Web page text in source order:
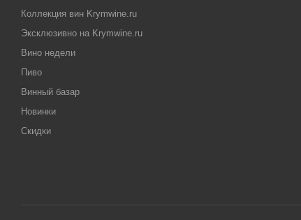
Коллекция вин Krymwine.ru
Эксклюзивно на Krymwine.ru
Вино недели
Пиво
Винный базар
Новинки
Скидки